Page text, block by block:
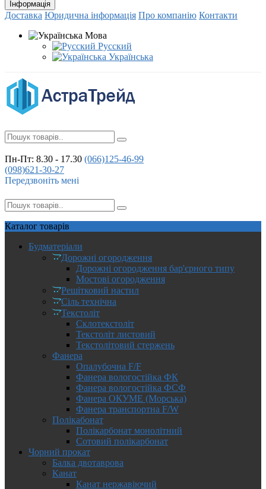
Інформація
Доставка Юридична інформація Про компанію Контакти
Мова
Русский
Українська
Пн-Пт: 8.30 - 17.30 (066)125-46-99
(098)621-30-27
Передзвоніть мені
Каталог товарів
Будматеріали
Дорожні огородження
Дорожні огородження бар'єрного типу
Мостові огородження
Решітковий настил
Сіль технічна
Текстоліт
Склотекстоліт
Текстоліт листовий
Текстолітовий стержень
Фанера
Опалубочна F/F
Фанера вологостійка ФК
Фанера вологостійка ФСФ
Фанера ОКУМЕ (Морська)
Фанера транспортна F/W
Полікабонат
Полікарбонат монолітний
Сотовий полікарбонат
Чорний прокат
Балка двотаврова
Канат
Канат нержавіючий